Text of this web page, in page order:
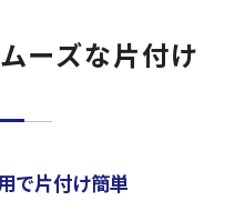
ーズな片付け
で片付け簡単